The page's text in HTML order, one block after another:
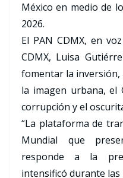
México en medio de
2026.
El PAN CDMX, en
CDMX, Luisa
fomentar la
la imagen urbana,
corrupción y el
“La plataforma de
Mundial que
responde a la
intensificó durante las